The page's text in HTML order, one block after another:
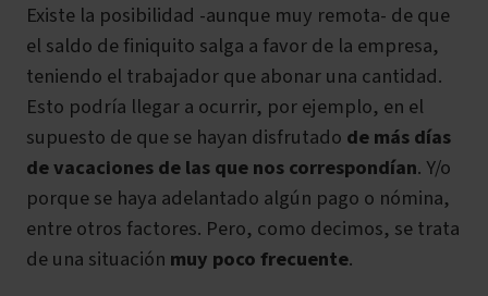
Existe la posibilidad -aunque muy remota- de que
el saldo de finiquito salga a favor de la empresa,
teniendo el trabajador que abonar una cantidad.
Esto podría llegar a ocurrir, por ejemplo, en el
supuesto de que se hayan disfrutado de más días
de vacaciones de las que nos correspondían. Y/o
porque se haya adelantado algún pago o nómina,
entre otros factores. Pero, como decimos, se trata
de una situación muy poco frecuente.